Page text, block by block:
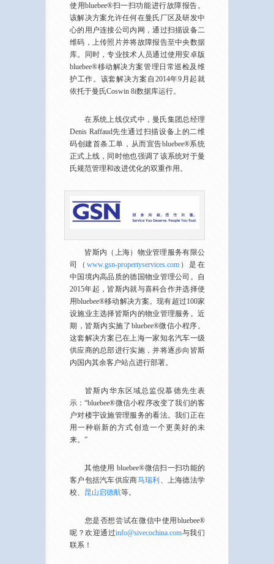
使用bluebee®扫一扫功能进行故障报告。
该解决方案允许任何在曼氏厂区及研发中
心的用户连接公司内网，通过扫描设备二
维码，上传照片并将故障报告至中央数据
库。同时，专业技术人员通过使用安卓版
bluebee®移动解决方案管理日常巡检及维
护工作。该套解决方案自2014年9月起就
依托于曼氏Coswin 8i数据库运行。
在系统上线仪式中，曼氏集团总经理
Denis Raffaud先生通过扫描设备上的二维
码创建首条工单，从而宣告bluebee®系统
正式上线，同时他也强调了该系统对于曼
氏规范管理和改进优化的双重作用。
皆斯内（上海）物业管理服务有限公
司（ www.gsn-propertyservices.com ）是在
中国境内高品质的德国物业管理公司。自
2015年起，皆斯内就与喜科合作并选择使
用bluebee®移动解决方案。现有超过100家
设施业主选择皆斯内的物业管理服务。近
期，皆斯内实施了bluebee®微信小程序。
这套解决方案已在上海一家知名汽车一级
供应商的总部进行实施，并将逐步向皆斯
内国内其余客户站点进行部署。
皆斯内华东区域总监倪慕德先生表
示：“bluebee®微信小程序改变了我们的客
户对楼宇设施管理服务的看法。我们正在
用一种崭新的方式创造一个更美好的未
来。”
其他使用 bluebee®微信扫一扫功能的
客户包括汽车供应商马瑞利 、上海德法学
校、 昆山启德航等。
您是否想尝试在微信中使用bluebee®
呢？欢迎通过info@sivecochina.com与我们
联系！